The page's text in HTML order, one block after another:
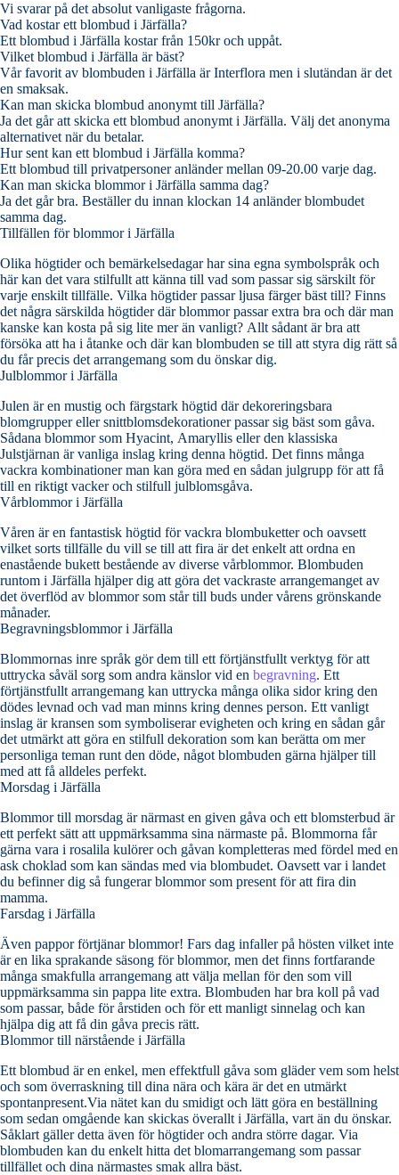
Vi svarar på det absolut vanligaste frågorna.
Vad kostar ett blombud i Järfälla?
Ett blombud i Järfälla kostar från 150kr och uppåt.
Vilket blombud i Järfälla är bäst?
Vår favorit av blombuden i Järfälla är Interflora men i slutändan är det
en smaksak.
Kan man skicka blombud anonymt till Järfälla?
Ja det går att skicka ett blombud anonymt i Järfälla. Välj det anonyma
alternativet när du betalar.
Hur sent kan ett blombud i Järfälla komma?
Ett blombud till privatpersoner anländer mellan 09-20.00 varje dag.
Kan man skicka blommor i Järfälla samma dag?
Ja det går bra. Beställer du innan klockan 14 anländer blombudet
samma dag.
Tillfällen för blommor i Järfälla
Olika högtider och bemärkelsedagar har sina egna symbolspråk och
här kan det vara stilfullt att känna till vad som passar sig särskilt för
varje enskilt tillfälle. Vilka högtider passar ljusa färger bäst till? Finns
det några särskilda högtider där blommor passar extra bra och där man
kanske kan kosta på sig lite mer än vanligt? Allt sådant är bra att
försöka att ha i åtanke och där kan blombuden se till att styra dig rätt så
du får precis det arrangemang som du önskar dig.
Julblommor i Järfälla
Julen är en mustig och färgstark högtid där dekoreringsbara
blomgrupper eller snittblomsdekorationer passar sig bäst som gåva.
Sådana blommor som Hyacint, Amaryllis eller den klassiska
Julstjärnan är vanliga inslag kring denna högtid. Det finns många
vackra kombinationer man kan göra med en sådan julgrupp för att få
till en riktigt vacker och stilfull julblomsgåva.
Vårblommor i Järfälla
Våren är en fantastisk högtid för vackra blombuketter och oavsett
vilket sorts tillfälle du vill se till att fira är det enkelt att ordna en
enastående bukett bestående av diverse vårblommor. Blombuden
runtom i Järfälla hjälper dig att göra det vackraste arrangemanget av
det överflöd av blommor som står till buds under vårens grönskande
månader.
Begravningsblommor i Järfälla
Blommornas inre språk gör dem till ett förtjänstfullt verktyg för att
uttrycka såväl sorg som andra känslor vid en begravning. Ett
förtjänstfullt arrangemang kan uttrycka många olika sidor kring den
dödes levnad och vad man minns kring dennes person. Ett vanligt
inslag är kransen som symboliserar evigheten och kring en sådan går
det utmärkt att göra en stilfull dekoration som kan berätta om mer
personliga teman runt den döde, något blombuden gärna hjälper till
med att få alldeles perfekt.
Morsdag i Järfälla
Blommor till morsdag är närmast en given gåva och ett blomsterbud är
ett perfekt sätt att uppmärksamma sina närmaste på. Blommorna får
gärna vara i rosalila kulörer och gåvan kompletteras med fördel med en
ask choklad som kan sändas med via blombudet. Oavsett var i landet
du befinner dig så fungerar blommor som present för att fira din
mamma.
Farsdag i Järfälla
Även pappor förtjänar blommor! Fars dag infaller på hösten vilket inte
är en lika sprakande säsong för blommor, men det finns fortfarande
många smakfulla arrangemang att välja mellan för den som vill
uppmärksamma sin pappa lite extra. Blombuden har bra koll på vad
som passar, både för årstiden och för ett manligt sinnelag och kan
hjälpa dig att få din gåva precis rätt.
Blommor till närstående i Järfälla
Ett blombud är en enkel, men effektfull gåva som gläder vem som helst
och som överraskning till dina nära och kära är det en utmärkt
spontanpresent.Via nätet kan du smidigt och lätt göra en beställning
som sedan omgående kan skickas överallt i Järfälla, vart än du önskar.
Såklart gäller detta även för högtider och andra större dagar. Via
blombuden kan du enkelt hitta det blomarrangemang som passar
tillfället och dina närmastes smak allra bäst.